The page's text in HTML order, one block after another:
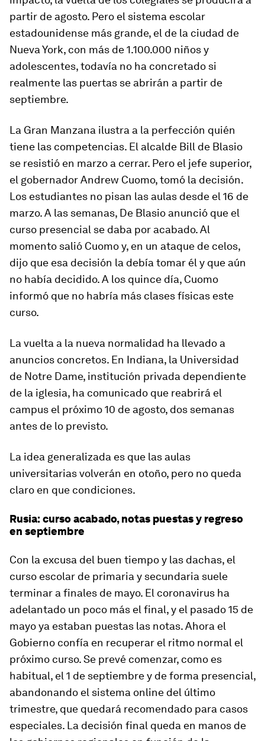
partir de agosto. Pero el sistema escolar
estadounidense más grande, el de la ciudad de
Nueva York, con más de 1.100.000 niños y
adolescentes, todavía no ha concretado si
realmente las puertas se abrirán a partir de
septiembre.
La Gran Manzana ilustra a la perfección quién
tiene las competencias. El alcalde Bill de Blasio
se resistió en marzo a cerrar. Pero el jefe superior,
el gobernador Andrew Cuomo, tomó la decisión.
Los estudiantes no pisan las aulas desde el 16 de
marzo. A las semanas, De Blasio anunció que el
curso presencial se daba por acabado. Al
momento salió Cuomo y, en un ataque de celos,
dijo que esa decisión la debía tomar él y que aún
no había decidido. A los quince día, Cuomo
informó que no habría más clases físicas este
curso.
La vuelta a la nueva normalidad ha llevado a
anuncios concretos. En Indiana, la Universidad
de Notre Dame, institución privada dependiente
de la iglesia, ha comunicado que reabrirá el
campus el próximo 10 de agosto, dos semanas
antes de lo previsto.
La idea generalizada es que las aulas
universitarias volverán en otoño, pero no queda
claro en que condiciones.
Rusia: curso acabado, notas puestas y regreso
en septiembre
Con la excusa del buen tiempo y las dachas, el
curso escolar de primaria y secundaria suele
terminar a finales de mayo. El coronavirus ha
adelantado un poco más el final, y el pasado 15 de
mayo ya estaban puestas las notas. Ahora el
Gobierno confía en recuperar el ritmo normal el
próximo curso. Se prevé comenzar, como es
habitual, el 1 de septiembre y de forma presencial,
abandonando el sistema online del último
trimestre, que quedará recomendado para casos
especiales. La decisión final queda en manos de